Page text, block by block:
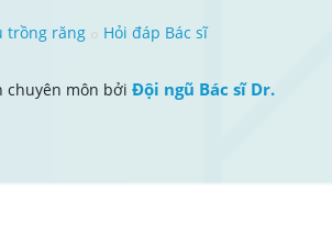
trồng răng Hỏi đáp Bác sĩ
chuyên môn bởi Đội ngũ Bác sĩ Dr.